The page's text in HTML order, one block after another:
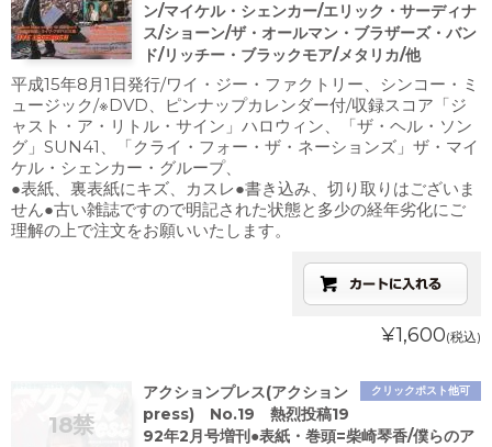
ン/マイケル・シェンカー/エリック・サーディナ
ス/ショーン/ザ・オールマン・ブラザーズ・バン
ド/リッチー・ブラックモア/メタリカ/他
平成15年8月1日発行/ワイ・ジー・ファクトリー、シンコー・ミ
ュージック/※DVD、ピンナップカレンダー付/収録スコア「ジ
ャスト・ア・リトル・サイン」ハロウィン、「ザ・ヘル・ソン
グ」SUN41、「クライ・フォー・ザ・ネーションズ」ザ・マイ
ケル・シェンカー・グループ、
●表紙、裏表紙にキズ、カスレ●書き込み、切り取りはございま
せん●古い雑誌ですので明記された状態と多少の経年劣化にご
理解の上で注文をお願いいたします。
¥1,600(税込)
クリックポスト他可
アクションプレス(アクション
press) No.19 熱烈投稿19
92年2月号増刊●表紙・巻頭=柴崎琴香/僕らのア